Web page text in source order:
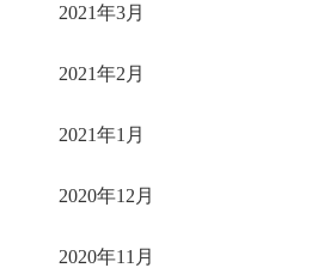
2021年3月
2021年2月
2021年1月
2020年12月
2020年11月